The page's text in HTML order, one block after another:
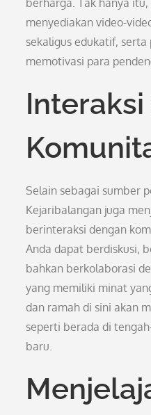
berharga. Tak hanya
menyediakan video-
sekaligus edukatif,
memotivasi para
Selain sebagai sumber
Kejaribalangan juga
berinteraksi dengan
Anda dapat berdiskusi,
bahkan berkolaborasi
yang memiliki minat
dan ramah di sini akan
seperti berada di
baru.